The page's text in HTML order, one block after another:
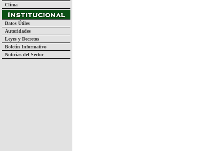
Clima
Datos Útiles
Autoridades
Leyes y Decretos
Boletín Informativo
Noticias del Sector